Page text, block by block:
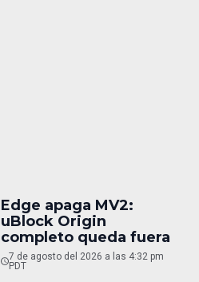
Edge apaga MV2:
uBlock Origin
completo queda fuera
7 de agosto del 2026 a las 4:32 pm
PDT